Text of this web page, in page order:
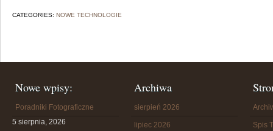
CATEGORIES: NOWE TECHNOLOGIE
Nowe wpisy:
Poradniki Fotograficzne
5 sierpnia, 2026
Archiwa
sierpień 2026
lipiec 2026 Spis